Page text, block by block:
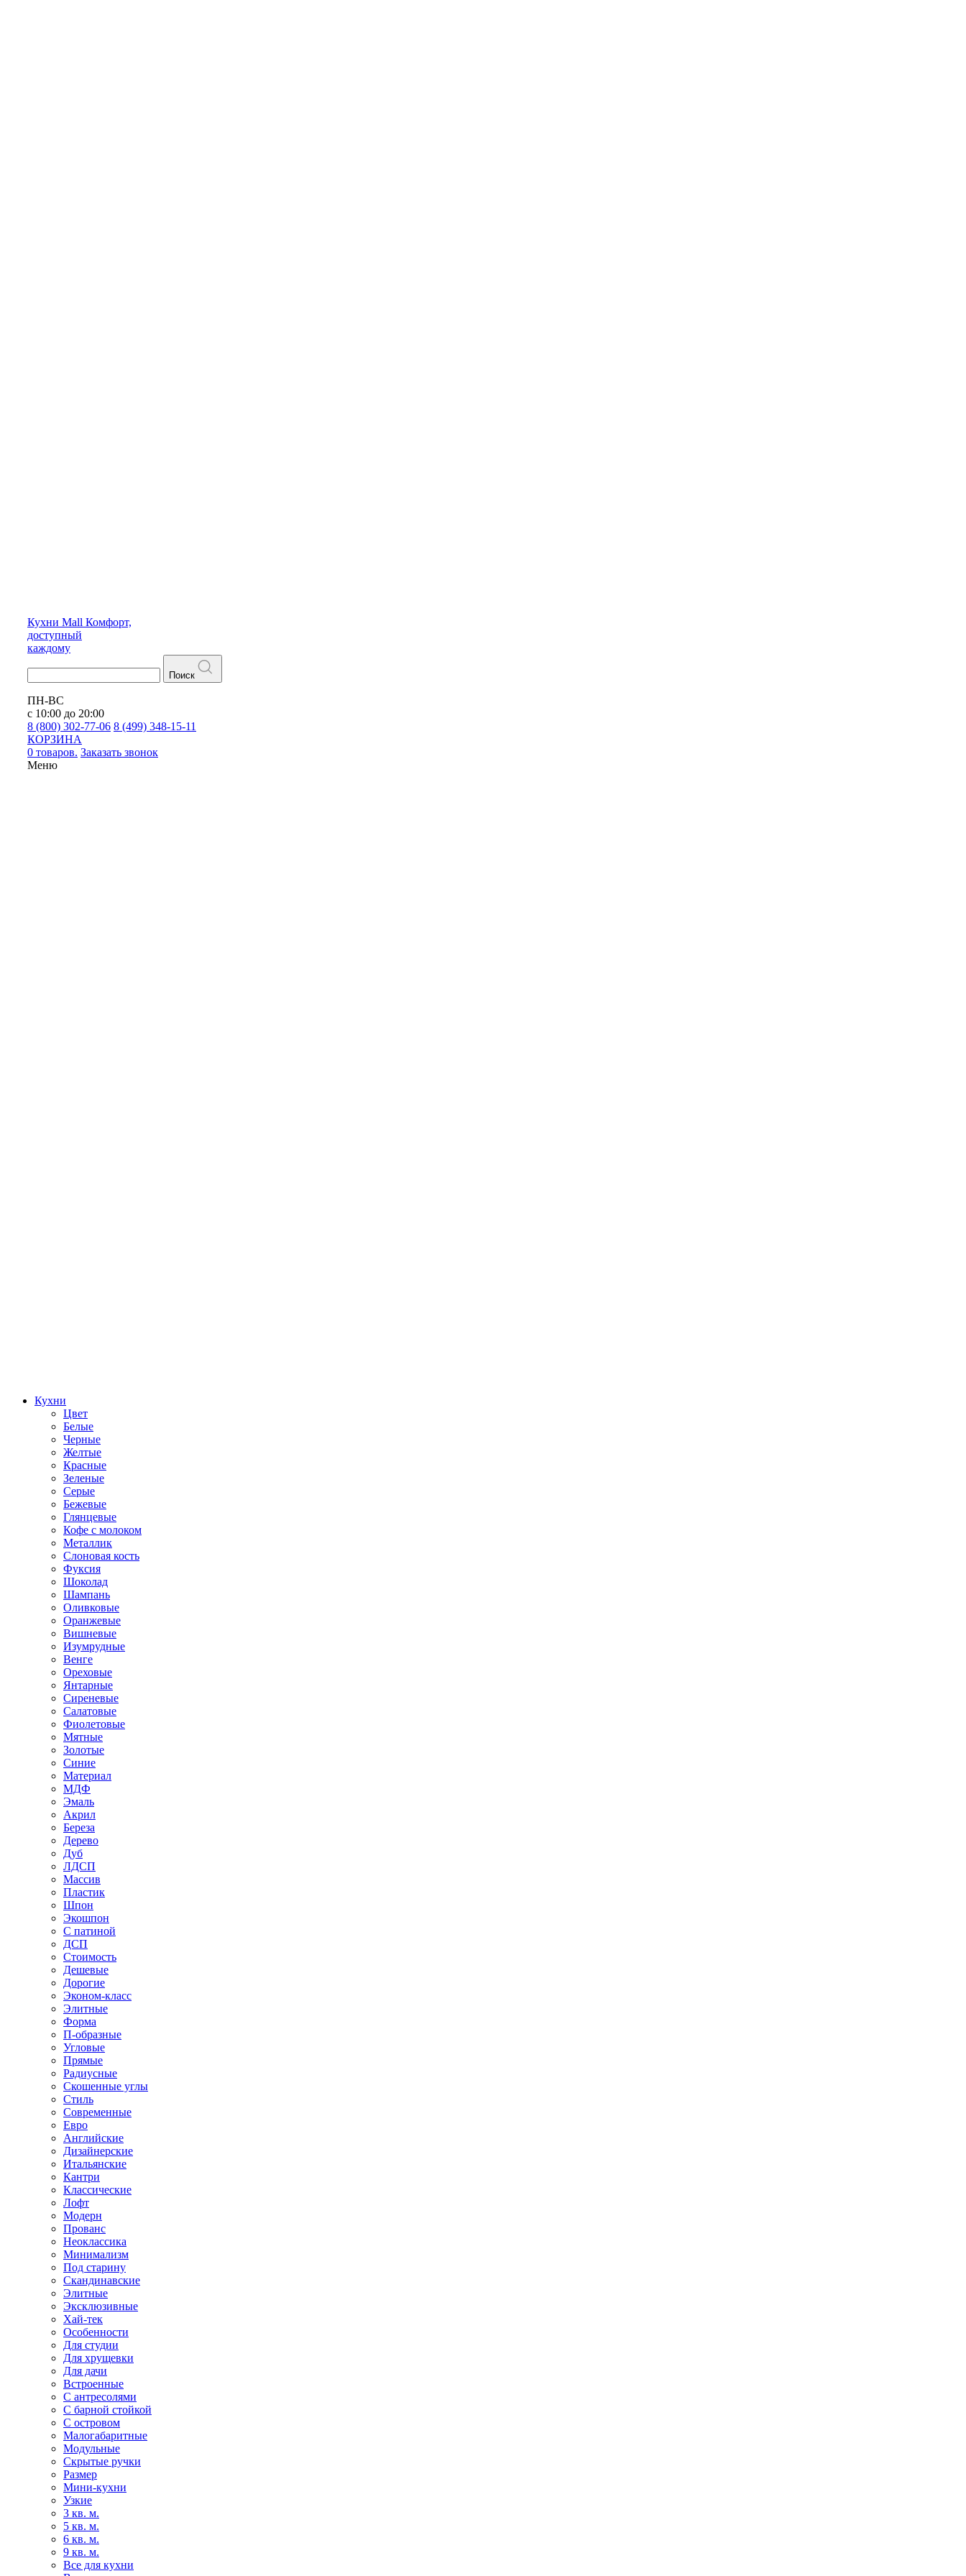
Кухни Mall Комфорт,
доступный
каждому
Поиск
ПН-ВС
с 10:00 до 20:00
8 (800) 302-77-06 8 (499) 348-15-11
КОРЗИНА
0 товаров. Заказать звонок
Меню
Кухни
Цвет
Белые
Черные
Желтые
Красные
Зеленые
Серые
Бежевые
Глянцевые
Кофе с молоком
Металлик
Слоновая кость
Фуксия
Шоколад
Шампань
Оливковые
Оранжевые
Вишневые
Изумрудные
Венге
Ореховые
Янтарные
Сиреневые
Салатовые
Фиолетовые
Мятные
Золотые
Синие
Материал
МДФ
Эмаль
Акрил
Береза
Дерево
Дуб
ЛДСП
Массив
Пластик
Шпон
Экошпон
С патиной
ДСП
Стоимость
Дешевые
Дорогие
Эконом-класс
Элитные
Форма
П-образные
Угловые
Прямые
Радиусные
Скошенные углы
Стиль
Современные
Евро
Английские
Дизайнерские
Итальянские
Кантри
Классические
Лофт
Модерн
Прованс
Неоклассика
Минимализм
Под старину
Скандинавские
Элитные
Эксклюзивные
Хай-тек
Особенности
Для студии
Для хрущевки
Для дачи
Встроенные
С антресолями
С барной стойкой
С островом
Малогабаритные
Модульные
Скрытые ручки
Размер
Мини-кухни
Узкие
3 кв. м.
5 кв. м.
6 кв. м.
9 кв. м.
Все для кухни